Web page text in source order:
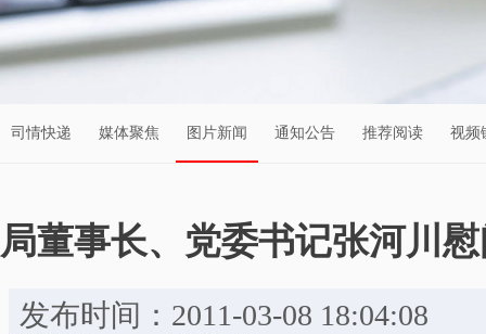
司情快递 媒体聚焦 图片新闻 通知公告 推荐阅读 视频
局董事长、党委书记张河川
发布时间：2011-03-08